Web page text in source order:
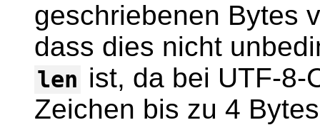
geschriebenen Bytes
dass dies nicht
len ist, da bei UTF-8-
Zeichen bis zu 4